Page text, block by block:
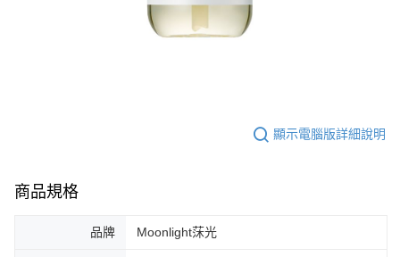
顯示電腦版詳細說明
商品規格
品牌 Moonlight莯光